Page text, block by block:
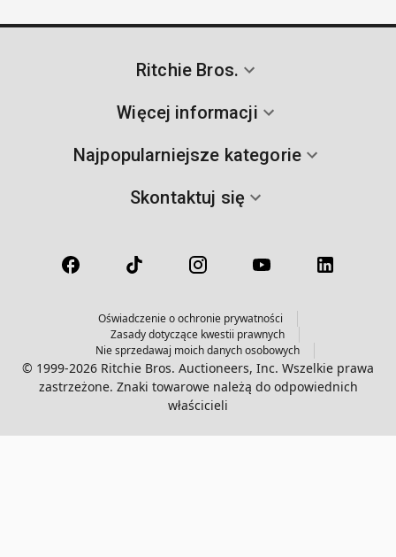
Ritchie Bros.
Więcej informacji
Najpopularniejsze kategorie
Skontaktuj się
Oświadczenie o ochronie prywatności
Zasady dotyczące kwestii prawnych
Nie sprzedawaj moich danych osobowych
© 1999-2026 Ritchie Bros. Auctioneers, Inc. Wszelkie prawa
zastrzeżone. Znaki towarowe należą do odpowiednich
właścicieli